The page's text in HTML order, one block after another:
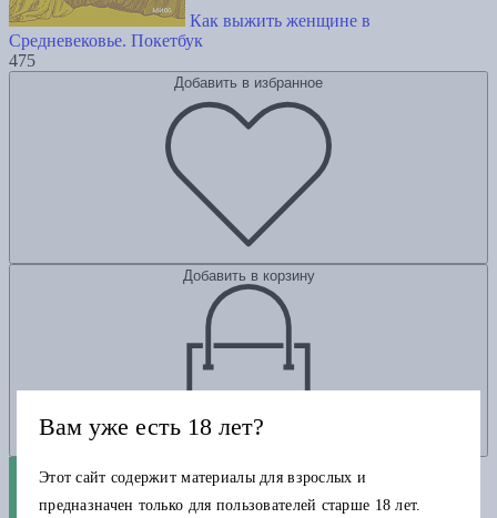
Как выжить женщине в
Средневековье. Покетбук
475
Добавить в избранное
Добавить в корзину
Вам уже есть 18 лет?
Этот сайт содержит материалы для взрослых и
предназначен только для пользователей старше 18 лет.